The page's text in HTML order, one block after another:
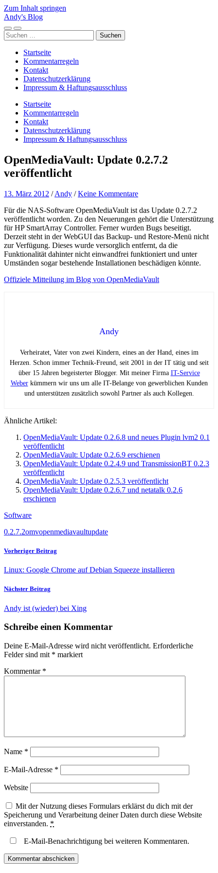
Zum Inhalt springen
Andy's Blog
Mobile-
Menü
Suchfeld
ein-/ausblenden
Suchen
nach:
Startseite
Kommentarregeln
Kontakt
Datenschutzerklärung
Impressum & Haftungsausschluss
Startseite
Kommentarregeln
Kontakt
Datenschutzerklärung
Impressum & Haftungsausschluss
OpenMediaVault: Update 0.2.7.2
veröffentlicht
13. März 2012 /Andy /Keine Kommentare
Für die NAS-Software OpenMediaVault ist das Update 0.2.7.2
veröffentlicht worden. Zu den Neuerungen gehört die Unterstützung
für HP SmartArray Controller. Ferner wurden Bugs beseitigt.
Derzeit steht in der WebGUI das Backup- und Restore-Menü nicht
zur Verfügung. Dieses wurde versorglich entfernt, da die
Funktionalität dahinter nicht einwandfrei funktioniert und unter
Umständen sogar bestehende Installationen beschädigen könnte.
Offiziele Mitteilung im Blog von OpenMediaVault
Andy
Verheiratet, Vater von zwei Kindern, eines an der Hand, eines im
Herzen. Schon immer Technik-Freund, seit 2001 in der IT tätig und seit
über 15 Jahren begeisterter Blogger. Mit meiner Firma IT-Service
Weberkümmern wir uns um alle IT-Belange von gewerblichen Kunden
und unterstützen zusätzlich sowohl Partner als auch Kollegen.
Ähnliche Artikel:
OpenMediaVault: Update 0.2.6.8 und neues Plugin lvm2 0.1
veröffentlicht
OpenMediaVault: Update 0.2.6.9 erschienen
OpenMediaVault: Update 0.2.4.9 und TransmissionBT 0.2.3
veröffentlicht
OpenMediaVault: Update 0.2.5.3 veröffentlicht
OpenMediaVault: Update 0.2.6.7 und netatalk 0.2.6
erschienen
Software
0.2.7.2omvopenmediavaultupdate
Vorheriger Beitrag
Linux: Google Chrome auf Debian Squeeze installieren
Nächster Beitrag
Andy ist (wieder) bei Xing
Schreibe einen Kommentar
Deine E-Mail-Adresse wird nicht veröffentlicht. Erforderliche
Felder sind mit * markiert
Kommentar *
Name *
E-Mail-Adresse *
Website
Mit der Nutzung dieses Formulars erklärst du dich mit der
Speicherung und Verarbeitung deiner Daten durch diese Website
einverstanden. *
E-Mail-Benachrichtigung bei weiteren Kommentaren.